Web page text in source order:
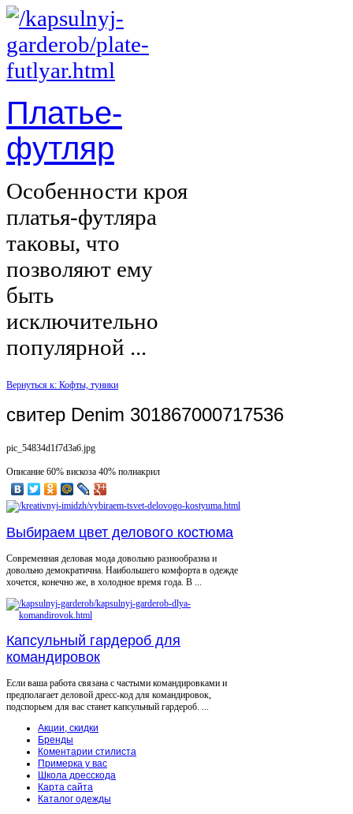
Платье-
футляр
Особенности кроя
платья-футляра
таковы, что
позволяют ему
быть
исключительно
популярной ...
Вернуться к: Кофты, туники
свитер Denim 301867000717536
pic_54834d1f7d3a6.jpg
Описание 60% вискоза 40% полиакрил
Выбираем цвет делового костюма
Современная деловая мода довольно разнообразна и
довольно демократична. Наибольшего комфорта в одежде
хочется, конечно же, в холодное время года. В ...
Капсульный гардероб для
командировок
Если ваша работа связана с частыми командировками и
предполагает деловой дресс-код для командировок,
подспорьем для вас станет капсульный гардероб. ...
Акции, скидки
Бренды
Коментарии стилиста
Примерка у вас
Школа дресскода
Карта сайта
Каталог одежды